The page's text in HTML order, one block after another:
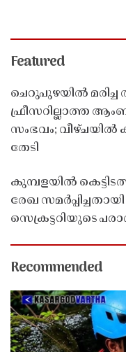
Featured
ചെറുപുഴയിൽ
ഫ്രീസറില്ലാത്ത
സംഭവം;
തേടി
കുമ്പളയിൽ
രേഖ
സെക്രട്ടറിയുടെ
Recommended